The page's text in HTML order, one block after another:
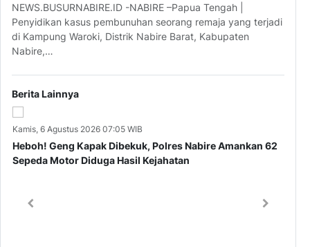
NEWS.BUSURNABIRE.ID -NABIRE –Papua Tengah |
Penyidikan kasus pembunuhan seorang remaja yang terjadi
di Kampung Waroki, Distrik Nabire Barat, Kabupaten
Nabire,…
Berita Lainnya
Kamis, 6 Agustus 2026 07:05 WIB
Heboh! Geng Kapak Dibekuk, Polres Nabire Amankan 62
Sepeda Motor Diduga Hasil Kejahatan